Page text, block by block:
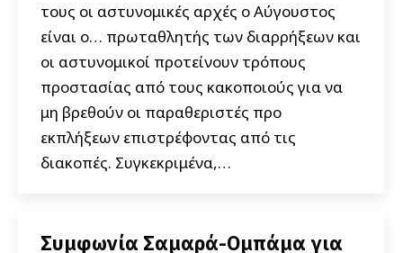
τους οι αστυνομικές αρχές ο Αύγουστος
είναι ο… πρωταθλητής των διαρρήξεων και
οι αστυνομικοί προτείνουν τρόπους
προστασίας από τους κακοποιούς για να
μη βρεθούν οι παραθεριστές προ
εκπλήξεων επιστρέφοντας από τις
διακοπές. Συγκεκριμένα,…
Συμφωνία Σαμαρά-Ομπάμα για